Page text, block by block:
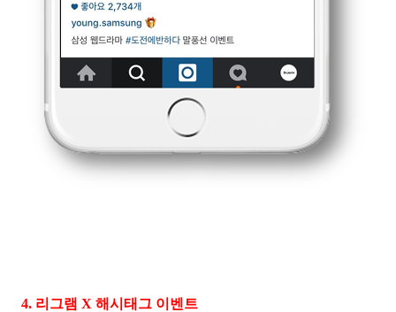
4. 리그램 X 해시태그 이벤트